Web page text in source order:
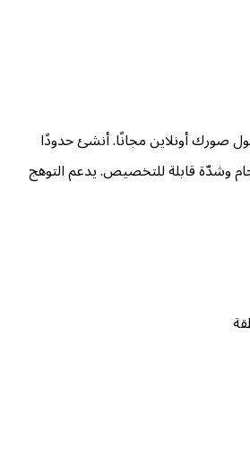
صورك أونلاين مجانًا. أنشئ حدودًا
وشدّة قابلة للتخصيص. يدعم التوهج